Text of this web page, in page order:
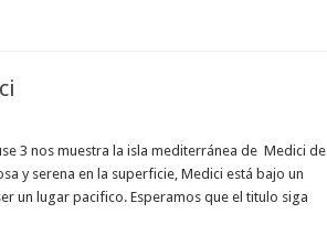
3 nos muestra la isla mediterránea de Medici de
y serena en la superficie, Medici está bajo un
un lugar pacifico. Esperamos que el titulo siga